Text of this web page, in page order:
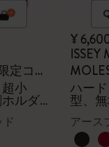
定コレ
小
ルダ
¥
ISSEY
クシ
ハー
型、
ー - 箱
アース